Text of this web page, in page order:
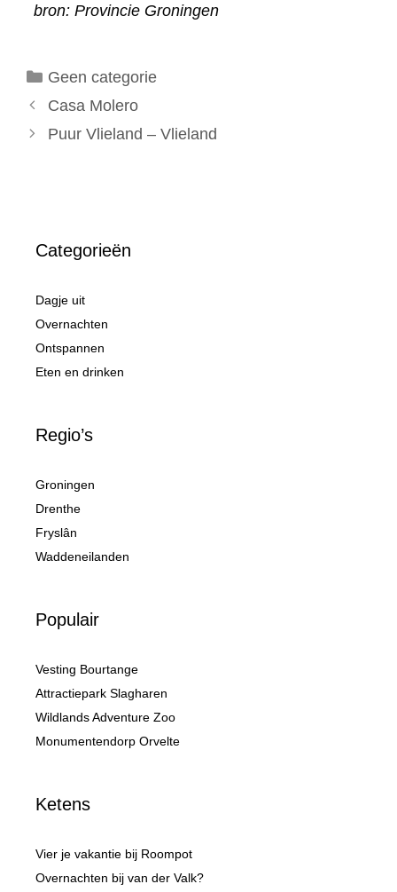
bron: Provincie Groningen
Categorieën
Geen categorie
Casa Molero
Puur Vlieland – Vlieland
Categorieën
Dagje uit
Overnachten
Ontspannen
Eten en drinken
Regio’s
Groningen
Drenthe
Fryslân
Waddeneilanden
Populair
Vesting Bourtange
Attractiepark Slagharen
Wildlands Adventure Zoo
Monumentendorp Orvelte
Ketens
Vier je vakantie bij Roompot
Overnachten bij van der Valk?